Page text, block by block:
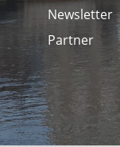
Newsletter
Partner